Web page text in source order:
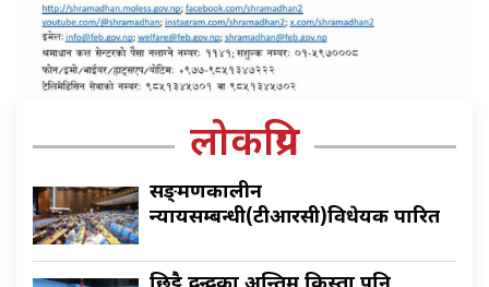
लोकप्रिय
सङ्क्रमणकालीन
न्यायसम्बन्धी(टीआरसी)विधेयक पारित